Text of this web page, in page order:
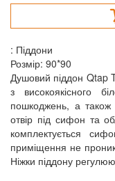
: Піддони
Розмір: 90*90
Душовий піддон Qtap
з високоякісного
пошкоджень, а
отвір під сифон та
комплектується
приміщення не
Ніжки піддону